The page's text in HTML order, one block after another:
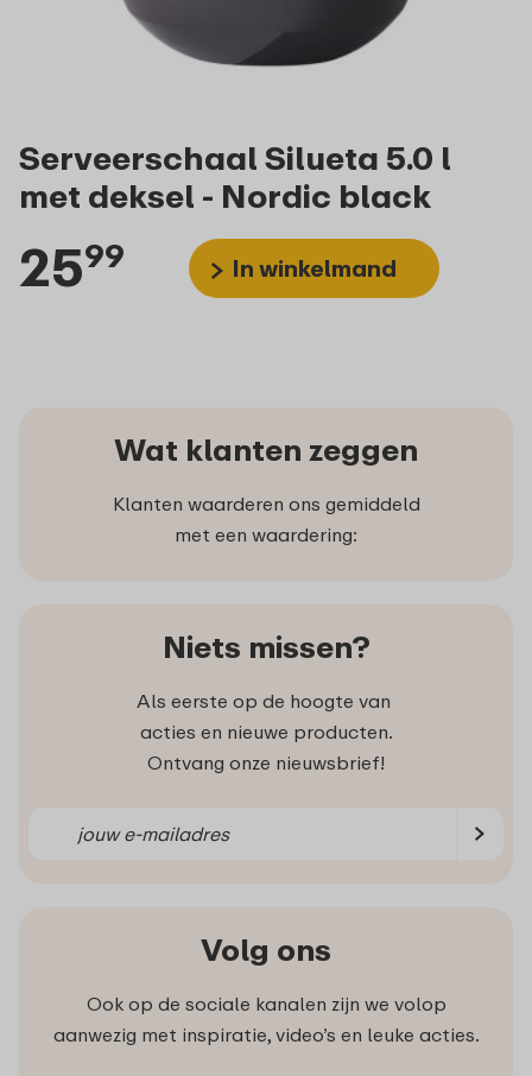
Serveerschaal Silueta 5.0 l
met deksel - Nordic black
2599 In winkelmand
Wat klanten zeggen
Klanten waarderen ons gemiddeld
met een waardering:
Niets missen?
Als eerste op de hoogte van
acties en nieuwe producten.
Ontvang onze nieuwsbrief!
Volg ons
Ook op de sociale kanalen zijn we volop
aanwezig met inspiratie, video’s en leuke acties.